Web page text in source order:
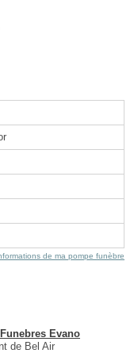
de ma pompe funèbre
Evano
de Bel Air